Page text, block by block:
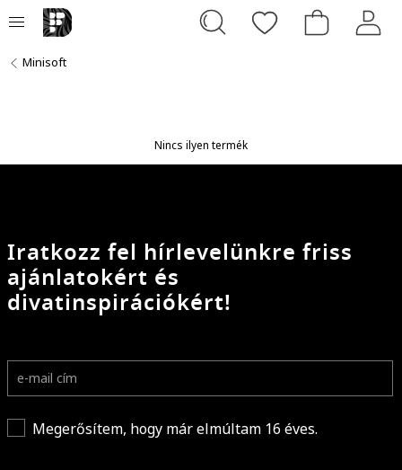
Minisoft
Nincs ilyen termék
Iratkozz fel hírlevelünkre friss
ajánlatokért és
divatinspirációkért!
Megerősítem, hogy már elmúltam 16 éves.